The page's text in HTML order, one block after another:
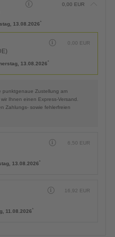
0,00 EUR
13.08.2026*
0,00 EUR
13.08.2026*
punktgenaue Zustellung am
Ihnen einen Express-Versand.
Zahlungs- sowie fehlerfreien
6,50 EUR
13.08.2026*
16,92 EUR
11.08.2026*